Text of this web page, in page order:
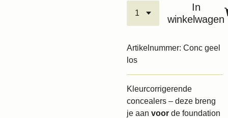
In
winkelwagen
Artikelnummer: Conc geel
los
Kleurcorrigerende
concealers – deze breng
je aan voor de foundation